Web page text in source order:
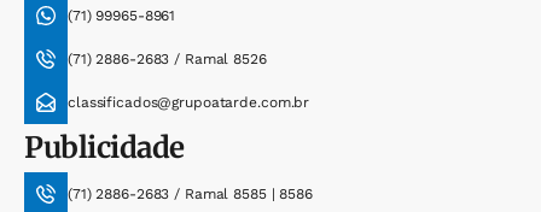
(71) 99965-8961
(71) 2886-2683 / Ramal 8526
classificados@grupoatarde.com.br
Publicidade
(71) 2886-2683 / Ramal 8585 | 8586